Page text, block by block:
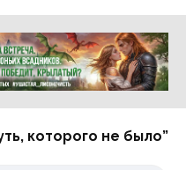
которого не было”